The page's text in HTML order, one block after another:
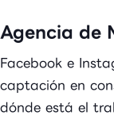
Agencia de
Facebook e
captación en
dónde está el